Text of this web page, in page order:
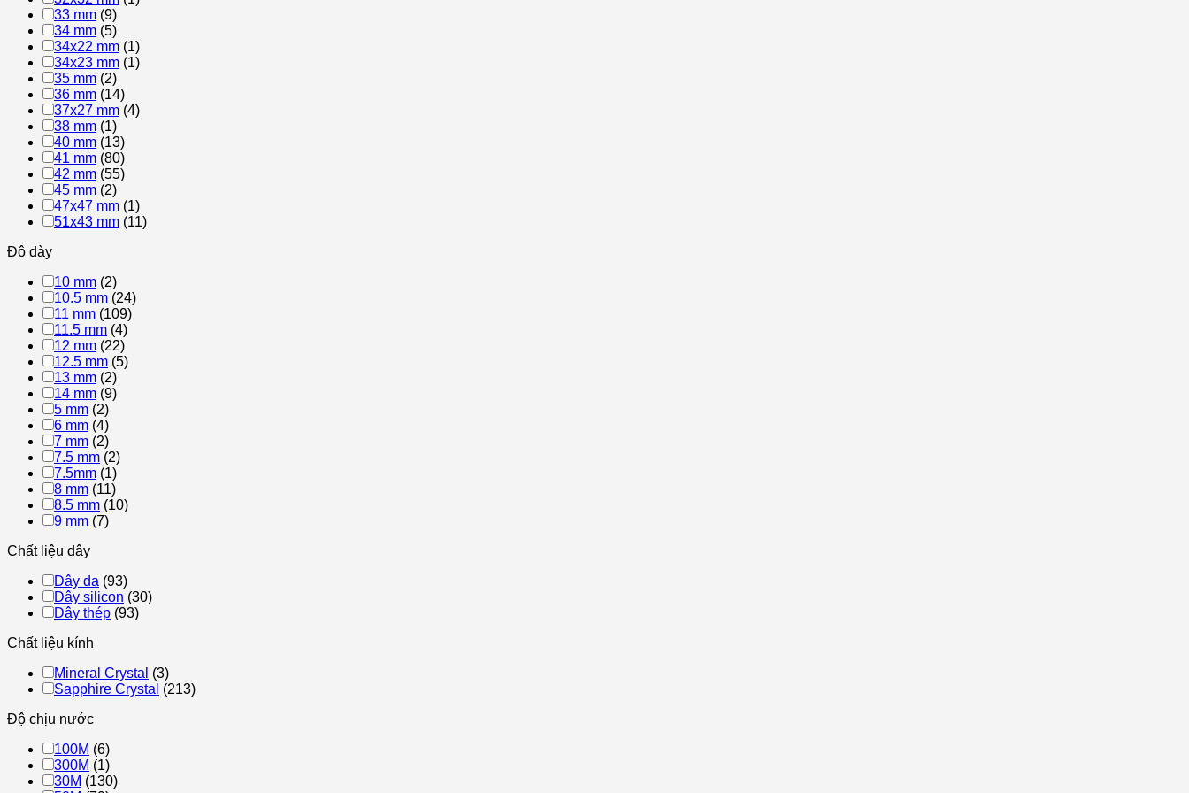
33 mm (9)
34 mm (5)
34x22 mm (1)
34x23 mm (1)
35 mm (2)
36 mm (14)
37x27 mm (4)
38 mm (1)
40 mm (13)
41 mm (80)
42 mm (55)
45 mm (2)
47x47 mm (1)
51x43 mm (11)
Độ dày
10 mm (2)
10.5 mm (24)
11 mm (109)
11.5 mm (4)
12 mm (22)
12.5 mm (5)
13 mm (2)
14 mm (9)
5 mm (2)
6 mm (4)
7 mm (2)
7.5 mm (2)
7.5mm (1)
8 mm (11)
8.5 mm (10)
9 mm (7)
Chất liệu dây
Dây da (93)
Dây silicon (30)
Dây thép (93)
Chất liệu kính
Mineral Crystal (3)
Sapphire Crystal (213)
Độ chịu nước
100M (6)
300M (1)
30M (130)